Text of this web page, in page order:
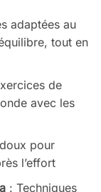
adaptées au
tout en
de
avec les
pour
l’effort
: Techniques